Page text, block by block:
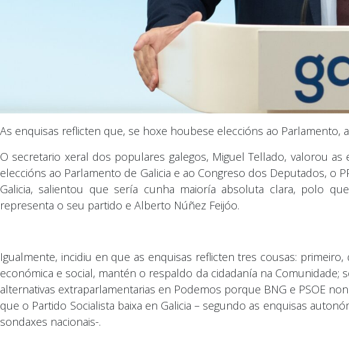
As enquisas reflicten que, se hoxe houbese eleccións ao
O secretario xeral dos populares galegos, Miguel Tellado, valorou
eleccións ao Parlamento de Galicia e ao Congreso dos Deputados,
Galicia, salientou que sería cunha maioría absoluta clara, polo
representa o seu partido e Alberto Núñez Feijóo.
Igualmente, incidiu en que as enquisas reflicten tres cousas:
económica e social, mantén o respaldo da cidadanía na
alternativas extraparlamentarias en Podemos porque BNG e PSOE
que o Partido Socialista baixa en Galicia – segundo as enquisas
sondaxes nacionais-.